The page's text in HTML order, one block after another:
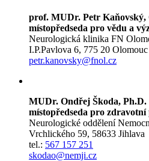
prof. MUDr. Petr Kaňovský,
místopředseda pro vědu a
Neurologická klinika FN
I.P.Pavlova 6, 775 20 Olomouc
petr.kanovsky@fnol.cz
MUDr. Ondřej Škoda, Ph.D.
místopředseda pro zdravotní
Neurologické oddělení
Vrchlického 59, 58633 Jihlava
tel.: 567 157 251
skodao@nemji.cz